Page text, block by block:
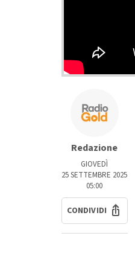
Redazione
GIOVEDÌ
25 SETTEMBRE 2025
05:00
CONDIVIDI